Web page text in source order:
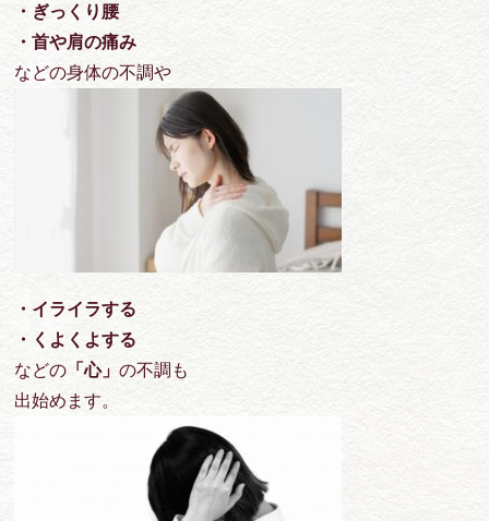
・ぎっくり腰
・首や肩の痛み
などの身体の不調や
・イライラする
・くよくよする
などの「心」 の不調も
出始めます。